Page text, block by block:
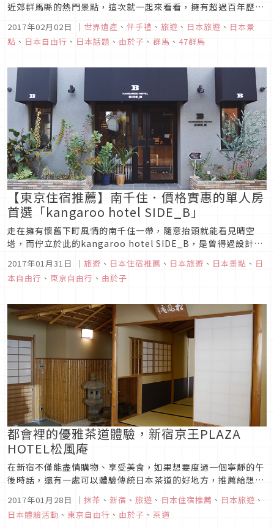
近郊群馬縣的熱門景點，這次就一起來看看，擁有超過百年歷史
2017年02月02日 ｜ 世界遺產 、 伴手禮 、 旅遊 、 日本旅遊 、 日本景
點 、 日本自由行 、 日本話題 、 由於子 、 群馬 、 47群馬
【東京住宿推薦】南千住．價格實惠的單人房
首選「kangaroo hotel SIDE_B」
走在擁有懷舊下町風情的南千住一帶，隨意抬頭就能看見晴空
塔，而佇立於此的kangaroo hotel SIDE_B，是曾得過設計獎
館，SIDE_B擁有簡約而溫馨的空間，讓大家能不傷荷包的擁有
高品質住宿，因此廣受自助旅行人們的喜愛。
2017年01月31日 ｜ 旅遊 、 日本住宿推薦 、 日本旅遊 、 日本景點 、 日
本自由行 、 東京自由行 、 由於子
都會裡的優雅茶道體驗，新宿京王PLAZA
HOTEL松風庵
在新宿不僅能盡情購物、享受美食，如果想要度過一個寧靜的午
後時話，還有一處可以體驗傳統日本茶道的好地方，推薦給想要
瞭解日本茶道文化，或想品嚐傳統抹茶的旅人。
2017年01月28日 ｜ 抹茶 、 新宿 、 旅遊 、 日本住宿推薦 、 日本旅遊 、
日本體驗活動 、 東京自由行 、 由於子 、 茶道